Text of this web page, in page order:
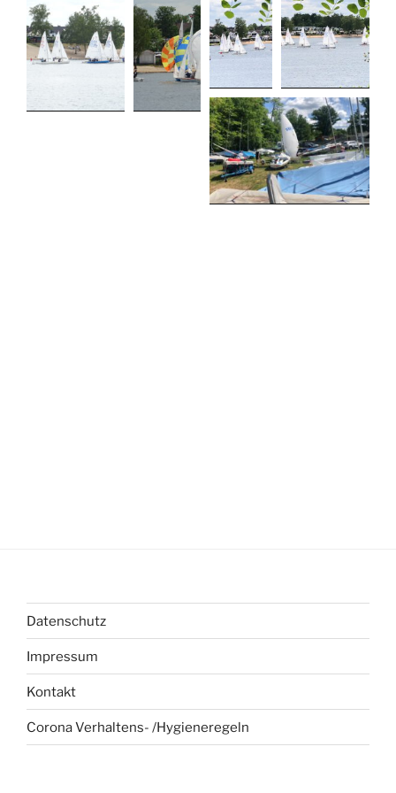
Datenschutz
Impressum
Kontakt
Corona Verhaltens- /Hygieneregeln